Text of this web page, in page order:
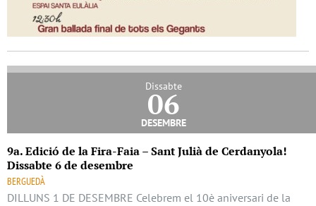
Dissabte
06
desembre
9a. Edició de la Fira-Faia – Sant Julià de Cerdanyola!
Dissabte 6 de desembre
BERGUEDÀ
DILLUNS 1 DE DESEMBRE Celebrem el 10è aniversari de la